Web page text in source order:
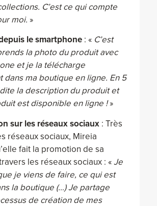
C’est ce qui compte
moi. »
le smartphone: « C’est
la photo du produit avec
et je la télécharge
dans ma boutique en ligne. En 5
la description du produit et
est disponible en ligne !»
sur les réseaux sociaux: Très
réseaux sociaux, Mireia
fait la promotion de sa
les réseaux sociaux : «Je
je viens de faire, ce qui est
la boutique (…) Je partage
de création de mes